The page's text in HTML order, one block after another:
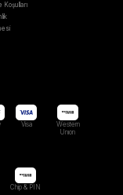
Koşulları
Visa
Western
Unıon
Chip & PIN